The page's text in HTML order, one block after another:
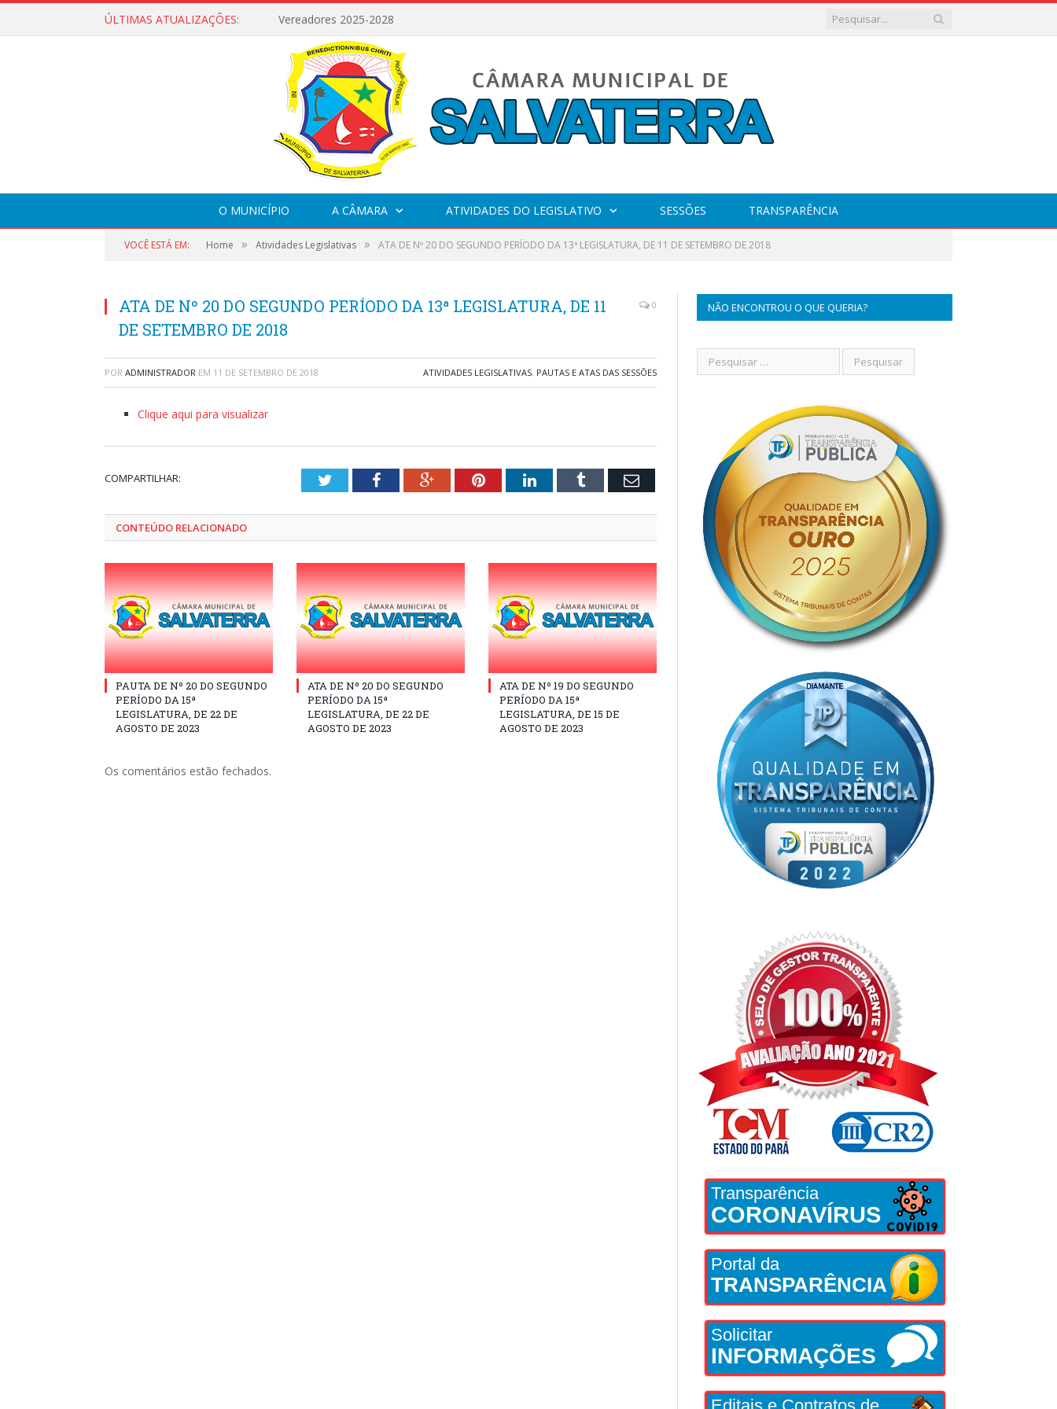
ÚLTIMAS ATUALIZAÇÕES: Vereadores 2025-2028
O MUNICÍPIO A CÂMARA ATIVIDADES DO LEGISLATIVO SESSÕES TRANSPARÊNCIA
VOCÊ ESTÁ EM: Home » Atividades Legislativas » ATA DE Nº 20 DO SEGUNDO PERÍODO DA 13ª LEGISLATURA, DE 11 DE SETEMBRO DE 2018
ATA DE Nº 20 DO SEGUNDO PERÍODO DA 13ª LEGISLATURA, DE 11
DE SETEMBRO DE 2018
0
POR ADMINISTRADOR EM 11 DE SETEMBRO DE 2018 ATIVIDADES LEGISLATIVAS, PAUTAS E ATAS DAS SESSÕES
Clique aqui para visualizar
COMPARTILHAR: TwitterFacebookGoogle+PinterestLinkedInTumblr Email
CONTEÚDO RELACIONADO
PAUTA DE Nº 20 DO SEGUNDO
PERÍODO DA 15ª
LEGISLATURA, DE 22 DE
AGOSTO DE 2023
ATA DE Nº 20 DO SEGUNDO
PERÍODO DA 15ª
LEGISLATURA, DE 22 DE
AGOSTO DE 2023
ATA DE Nº 19 DO SEGUNDO
PERÍODO DA 15ª
LEGISLATURA, DE 15 DE
AGOSTO DE 2023
Os comentários estão fechados.
NÃO ENCONTROU O QUE QUERIA?
Transparência
CORONAVÍRUS
Portal da
TRANSPARÊNCIA
Solicitar
INFORMAÇÕES